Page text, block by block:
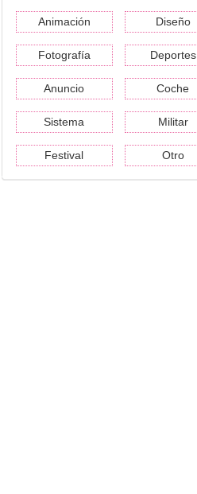
Animación Diseño
Fotografía Deportes
Anuncio Coche
Sistema Militar
Festival Otro